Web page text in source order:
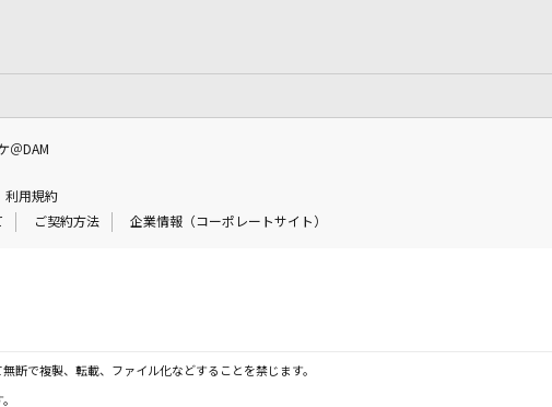
＠DAM
利用規約
ご契約方法 企業情報（コーポレートサイト）
断で複製、転載、ファイル化などすることを禁じます。